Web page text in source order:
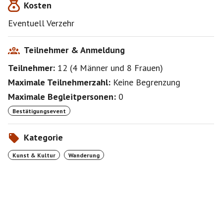
Kosten
Eventuell Verzehr
Teilnehmer & Anmeldung
Teilnehmer: 12 (4 Männer und 8 Frauen)
Maximale Teilnehmerzahl: Keine Begrenzung
Maximale Begleitpersonen: 0
Bestätigungsevent
Kategorie
Kunst & Kultur Wanderung